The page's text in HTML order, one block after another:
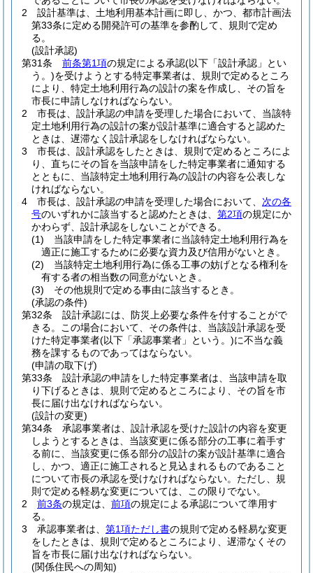
2
設計基準は、土地利用基本計画に即し、かつ、都市計画法
第33条に定める開発許可の基準を参酌して、規則で定め
る。
(設計承認)
第31条
前条第1項の規定による承認(以下「設計承認」とい
う。)を受けようとする特定事業者は、規則で定めるところ
により、特定土地利用行為の設計の案を作成し、その旨を
市長に申請しなければならない。
2
市長は、設計承認の申請を受理した場合において、当該特
定土地利用行為の設計の案が設計基準に適合すると認めた
ときは、遅滞なく設計承認をしなければならない。
3
市長は、設計承認をしたときは、規則で定めるところによ
り、直ちにその旨を当該申請をした特定事業者に通知する
とともに、当該特定土地利用行為の設計の内容を公表しな
ければならない。
4
市長は、設計承認の申請を受理した場合において、 次の各
号のいずれかに該当すると認めたときは、 第2項の規定にか
かわらず、設計承認をしないことができる。
(1)
当該申請をした特定事業者に当該特定土地利用行為を
適正に施工するために必要な資力及び信用がないとき。
(2)
当該特定土地利用行為に係る工事の妨げとなる権利を
有する者の相当数の同意がないとき。
(3)
その他規則で定める事由に該当するとき。
(承認の条件)
第32条
設計承認には、防災上必要な条件を付することがで
きる。
この場合において、その条件は、当該設計承認を受
けた特定事業者(以下「承認事業者」という。)に不当な義
務を課するものであってはならない。
(申請の取下げ)
第33条
設計承認の申請をした特定事業者は、当該申請を取
り下げるときは、規則で定めるところにより、その旨を市
長に届け出なければならない。
(設計の変更)
第34条
承認事業者は、設計承認を受けた設計の内容を変更
しようとするときは、当該変更に係る部分の工事に着手す
る前に、当該変更に係る部分の設計の案が設計基準に適合
し、かつ、適正に施工されると見込まれるものであること
について市長の承認を受けなければならない。 ただし、規
則で定める軽易な変更については、この限りでない。
2
前3条の規定は、 前項の規定による承認について準用す
る。
3
承認事業者は、 第1項ただし書の規則で定める軽易な変更
をしたときは、規則で定めるところにより、遅滞なくその
旨を市長に届け出なければならない。
(関係住民への周知)